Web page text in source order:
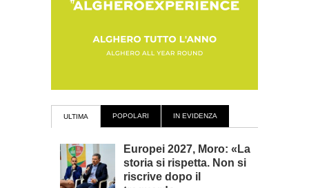
ULTIMA POPOLARI IN EVIDENZA
Europei 2027, Moro: «La
storia si rispetta. Non si
riscrive dopo il